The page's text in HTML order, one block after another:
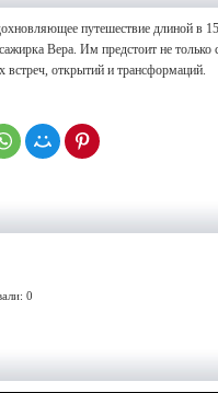
путешествие длиной
Вера. Им предстоит не
открытий и трансформаций.
0